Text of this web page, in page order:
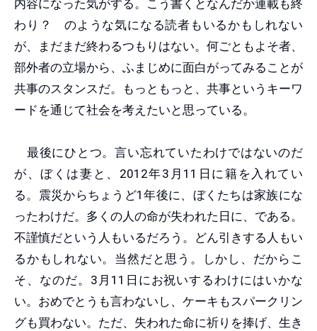
内容になった気がする。こう書くとなんだか連載も終
わり？ のような気になる読者もいるかもしれない
が、まだまだ終わるつもりはない。何ごともよそ者、
部外者の立場から、ふまじめに面白がってみることが
共事のスタンスだ。もっともっと、共事というキーワ
ードを通じて社会を考えたいと思っている。
最後にひとつ。言い忘れていたわけではないのだ
が、ぼくは妻と、2012年3月11日に籍を入れてい
る。震災からちょうど1年後に、ぼくたちは家族にな
ったわけだ。多くの人の命が失われた日に、である。
不謹慎だという人もいるだろう。どん引きする人もい
るかもしれない。当然だと思う。しかし、だからこ
そ、なのだ。3月11日にお祝いするわけにはいかな
い。おめでとうも言わないし、ケーキもスパークリン
グも買わない。ただ、失われた命に祈りを捧げ、生き